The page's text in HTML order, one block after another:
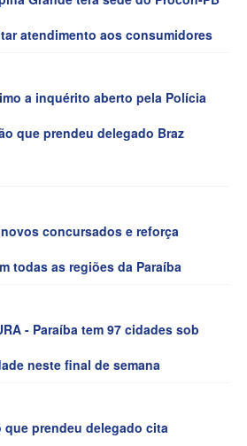
atendimento aos consumidores
a inquérito aberto pela Polícia
que prendeu delegado Braz
concursados e reforça
todas as regiões da Paraíba
- Paraíba tem 97 cidades sob
neste final de semana
que prendeu delegado cita